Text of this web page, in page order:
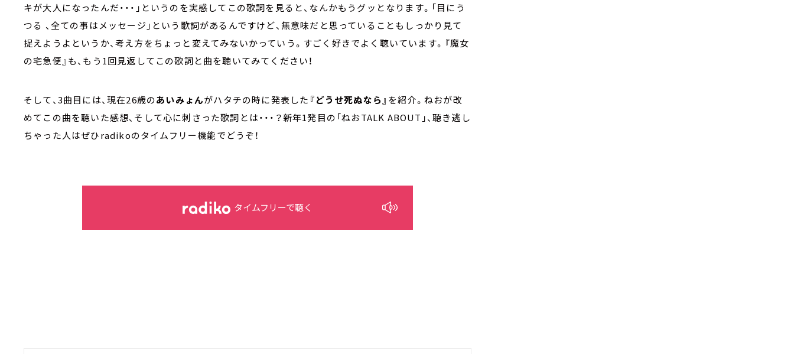
キが大人になったんだ・・・」というのを実感してこの歌詞を見ると、なんかもうグッとなります。「目にう
つる 、全ての事はメッセージ」という歌詞があるんですけど、無意味だと思っていることもしっかり見て
捉えようよというか、考え方をちょっと変えてみないかっていう。すごく好きでよく聴いています。『魔女
の宅急便』も、もう1回見返してこの歌詞と曲を聴いてみてください！
そして、3曲目には、現在26歳のあいみょんがハタチの時に発表した 『どうせ死ぬなら』 を紹介。ねおが改
めてこの曲を聴いた感想、そして心に刺さった歌詞とは・・・？新年1発目の「ねおTALK ABOUT」、聴き逃し
ちゃった人はぜひradikoのタイムフリー機能でどうぞ！
タイムフリーで聴く